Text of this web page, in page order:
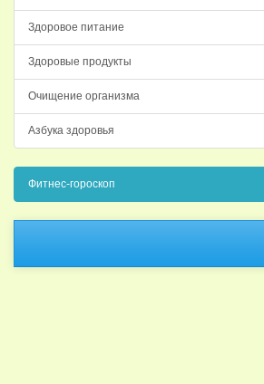
Здоровое питание
Здоровые продукты
Очищение организма
Азбука здоровья
Фитнес-гороскоп